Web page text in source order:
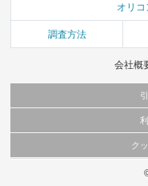
オリ
調査方法
会社概
当サイトで公開されている情報（
これらの情報を権利者の許可なく
当サイトに掲載している内容はす
弊社の見解・ 意見ではないことを
ク
このサイトでは Cookie を使用し